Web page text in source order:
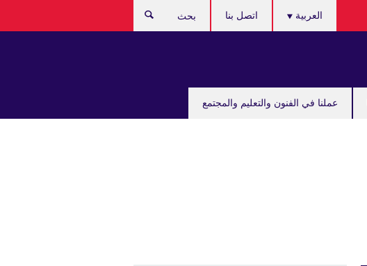
عملنا في الفنون والتعليم والمجتمع
العربية اتصل بنا